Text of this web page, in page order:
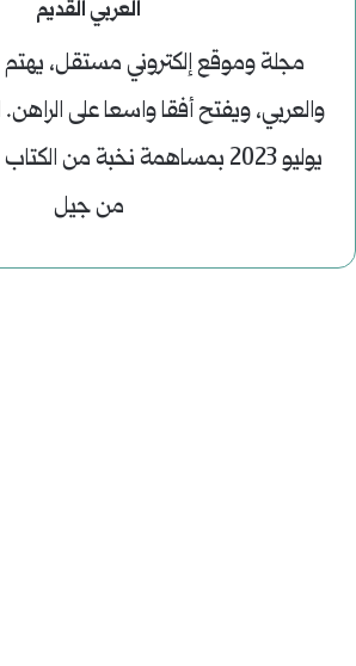
العربي القديم
مجلة وموقع إلكتروني مستقل، يهتم
والعربي، ويفتح أفقا واسعا على
يوليو 2023 بمساهمة نخبة من
من جيل